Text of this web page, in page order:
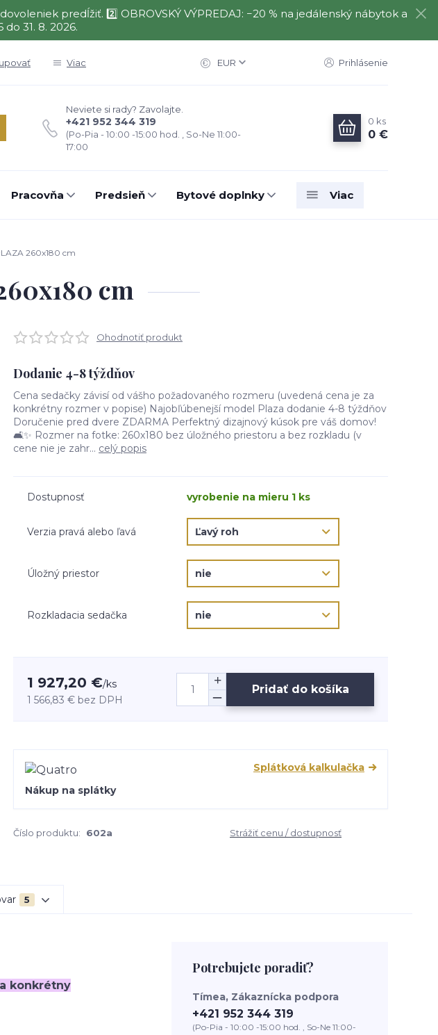
predĺžiť. 2️⃣ OBROVSKÝ VÝPREDAJ: −20 % na jedálenský nábytok a
31. 8. 2026.
Viac EUR Prihlásenie
Neviete si rady? Zavolajte.
+421 952 344 319
(Po-Pia - 10:00 -15:00 hod. , So-Ne 11:00-
17:00
0 ks
0 €
Pracovňa Predsieň Bytové doplnky Viac
260x180 cm
cm
Ohodnotiť produkt
Dodanie 4-8 týždňov
Cena sedačky závisí od vášho požadovaného rozmeru (uvedená cena je za
konkrétny rozmer v popise) Najobľúbenejší model Plaza dodanie 4-8 týždňov
Doručenie pred dvere ZDARMA Perfektný dizajnový kúsok pre váš domov!
🛋️✨ Rozmer na fotke: 260x180 bez úložného priestoru a bez rozkladu (v
cene nie je zahr... celý popis
Dostupnosť vyrobenie na mieru 1 ks
Verzia pravá alebo ľavá
Úložný priestor
Rozkladacia sedačka
1 927,20 €/ks
1 566,83 € bez DPH
Pridať do košíka
Splátková kalkulačka
Nákup na splátky
Číslo produktu: 602a Strážiť cenu / dostupnosť
5
konkrétny
Potrebujete poradiť?
Tímea, Zákaznícka podpora
+421 952 344 319
(Po-Pia - 10:00 -15:00 hod. , So-Ne 11:00-